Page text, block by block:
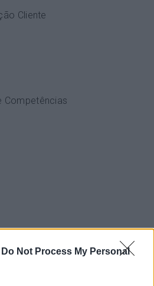
Do Not Process My Personal
Cliente
Competências